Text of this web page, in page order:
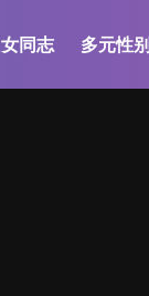
女同志 多元性别